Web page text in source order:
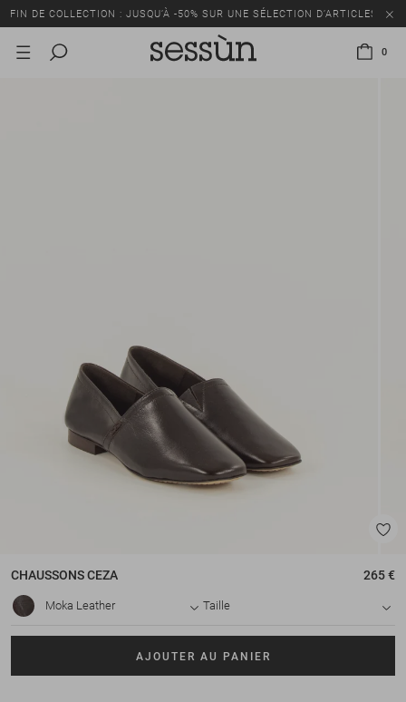
FIN DE COLLECTION : JUSQU’À -50% SUR UNE SÉLECTION D’ARTICLES
0
CHAUSSONSCEZA 265 €
Moka Leather Taille
AJOUTER AU PANIER